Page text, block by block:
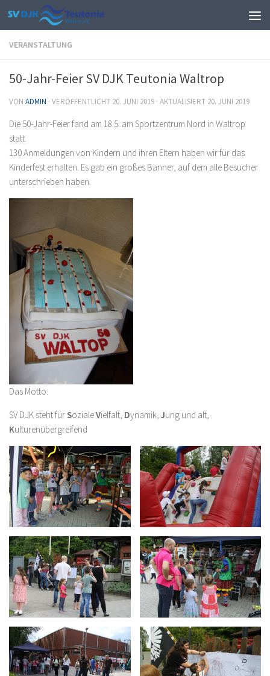
Zum Inhalt springen
VERANSTALTUNG
50-Jahr-Feier SV DJK Teutonia Waltrop
VON ADMIN · VERÖFFENTLICHT 20. JUNI 2019 · AKTUALISIERT 20. JUNI 2019
Die 50-Jahr-Feier fand am 18.5. am Sportzentrum Nord in Waltrop
statt.
130 Anmeldungen von Kindern und ihren Eltern haben wir für das
Kinderfest erhalten. Es gab ein großes Banner, auf dem alle Besucher
unterschrieben haben.
Das Motto:
SV DJK steht fürSozialeVielfalt, Dynamik, Jung und alt,
Kulturenübergreifend